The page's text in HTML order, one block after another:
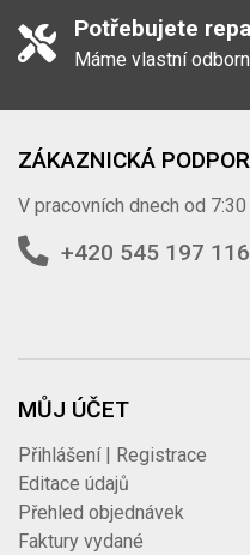
Potřebujete
Máme vlastní
ZÁKAZNICKÁ
V pracovních dnech od
+420 545 197 116
MŮJ ÚČET
Přihlášení | Registrace
Editace údajů
Přehled objednávek
Faktury vydané